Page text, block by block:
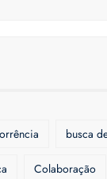
busca
Colaboração